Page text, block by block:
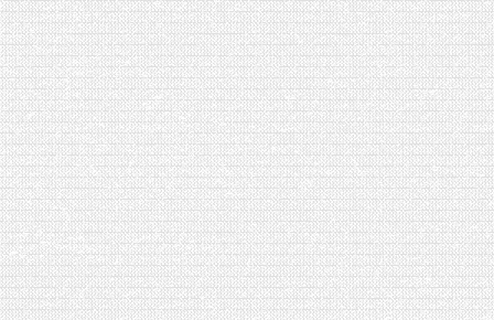
FEAT. AKILA
[VIDÉO] OBJECTIF POIDS SANTÉ #67 : L’AVIS
DES AUTRES, CE N’EST QUE LA VIE DES
AUTRES
[VIDÉO] UNBOXING : LES MY LITTLE &
BIOTYFULL BOX DES MOIS DE FÉVRIER ET
MARS 2024 FEAT. AKILA
[VIDÉO] LA SÉLECTION DU MOIS
#JANVIER2024
[VIDÉO] HELLOFRESH #34 : IDÉES
RECETTES RISOTTO